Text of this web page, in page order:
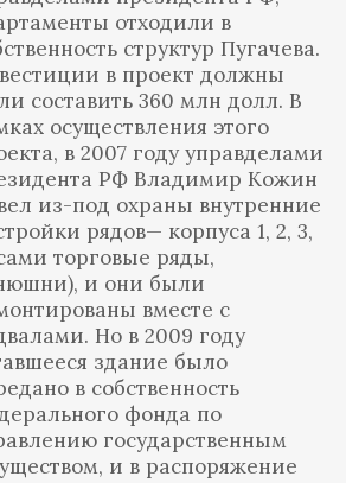
отходили в
структур Пугачева.
в проект должны
составить 360 млн долл. В
осуществления этого
в 2007 году управделами
РФ Владимир Кожин
из-под охраны внутренние
рядов— корпуса 1, 2, 3,
торговые ряды,
и они были
вместе с
Но в 2009 году
здание было
в собственность
фонда по
государственным
и в распоряжение